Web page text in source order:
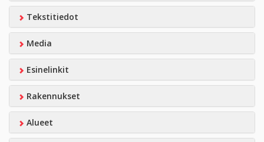
Tekstitiedot
Media
Esinelinkit
Rakennukset
Alueet